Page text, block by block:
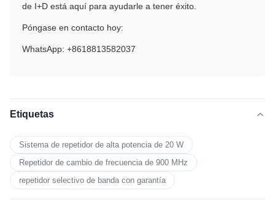
de I+D está aquí para ayudarle a tener éxito.
Póngase en contacto hoy:
WhatsApp: +8618813582037
Etiquetas
Sistema de repetidor de alta potencia de 20 W
Repetidor de cambio de frecuencia de 900 MHz
repetidor selectivo de banda con garantía